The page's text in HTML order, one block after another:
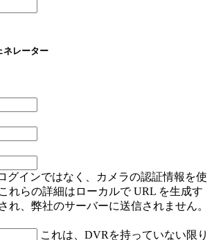
ネレーター
グインではなく、カメラの認証情報を使
れらの詳細はローカルで URL を生成す
れ、弊社のサーバーに送信されません。
これは、DVRを持っていない限り